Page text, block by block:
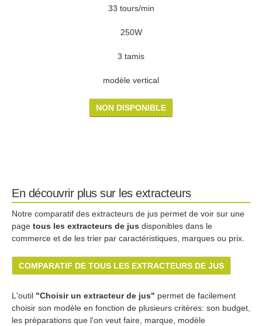
33 tours/min
250W
3 tamis
modèle vertical
NON DISPONIBLE
En découvrir plus sur les extracteurs
Notre comparatif des extracteurs de jus permet de voir sur une
page tous les extracteurs de jus disponibles dans le
commerce et de les trier par caractéristiques, marques ou prix.
COMPARATIF DE TOUS LES EXTRACTEURS DE JUS
L'outil "Choisir un extracteur de jus" permet de facilement
choisir son modèle en fonction de plusieurs critères: son budget,
les préparations que l'on veut faire, marque, modèle